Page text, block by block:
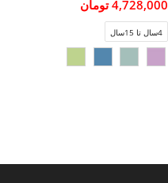
4,728,000 تومان
4سال تا 15سال